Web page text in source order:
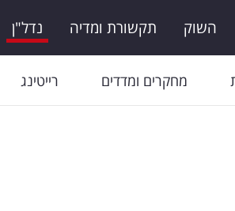
השוק תקשורת ומדיה נדל"ן
מחקרים ומדדים רייטינג